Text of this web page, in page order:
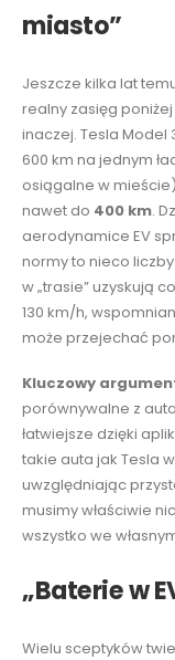
miasto”
Jeszcze kilka lat
realny zasięg poniżej
inaczej. Tesla
600 km na jednym
osiągalne w
nawet do 400 km.
aerodynamice EV
normy to nieco
w „trasie” uzyskują
130 km/h,
może przejechać
Kluczowy
porównywalne z
łatwiejsze dzięki
takie auta jak Tesla
uwzględniając
musimy właściwie
wszystko we
„Baterie w
Wielu sceptyków